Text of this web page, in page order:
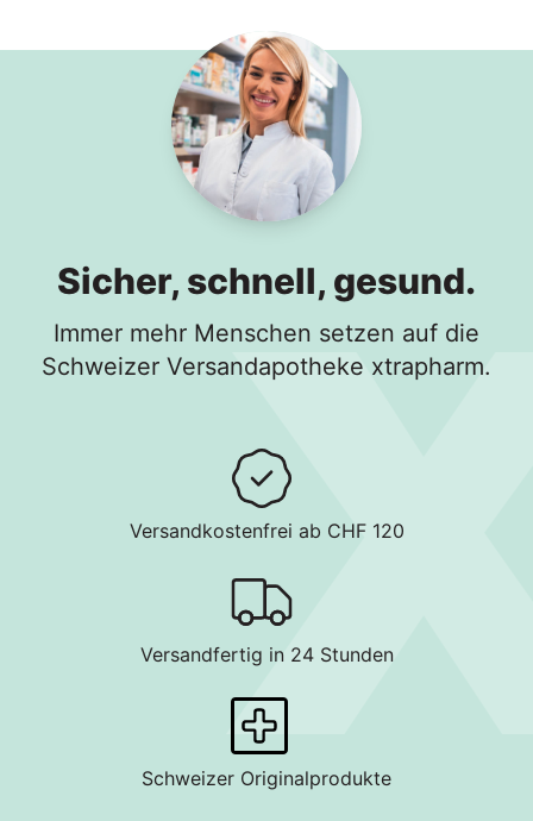
Sicher, schnell, gesund.
Immer mehr Menschen setzen auf die
Schweizer Versandapotheke xtrapharm.
Versandkostenfrei ab CHF 120
Versandfertig in 24 Stunden
Schweizer Originalprodukte